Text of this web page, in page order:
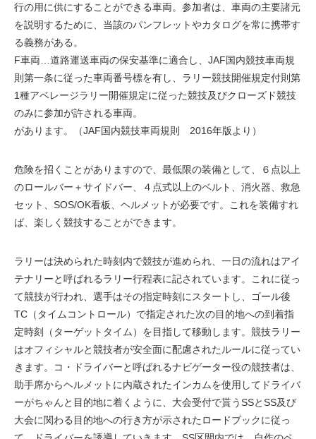
行の用に供にすることができる車両。参加者は、車両の主要諸元
を説明するために、当該のパンフレットやカタログを常に携帯す
る義務がある。
F車両…道路運送車両の保安基準に適合し、JAF国内競技車両規
則第一条に従った車両番号標を有し、ラリー競技開催規定付則第
1種アベレージラリー開催規定に従った競技及びクローズド競技
のみに参加が許される車両。
があります。（JAF国内競技車両規則 2016年版より）
危険を招くことがありますので、最低限の装備として、６点以上
のロールバー＋サイドバー、４点式以上のベルト、消火器、救急
セット、SOS/OK看板、ヘルメットが必要です。これを装備すれ
ば、楽しく競技することができます。
ラリーは決められた時刻内で競技が進められ、一日の流れはアイ
テナリーと呼ばれるラリー行程表に記されています。これに従っ
て競技が行われ、選手はその指定時刻にスタートし、ゴール後
TC（タイムコントロール）で指定された次の目的地への到着指
定時刻（ターゲットタイム）を目指して移動します。競技ラリー
はオフィシャルと競技者が安全面に配慮されたルールに従ってい
きます。コ・ドライバーと呼ばれるナビゲーター役の競技者は、
助手席からヘルメットに内蔵されたインカムを使用してドライバ
ーがちゃんと目的地に着くように、大会受付で貰うSSとSS及び
大会に関わる目的地への行き方が示されたロードブックに従っ